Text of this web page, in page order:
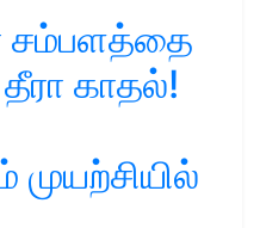
சம்பளத்தை
தீரா காதல்!